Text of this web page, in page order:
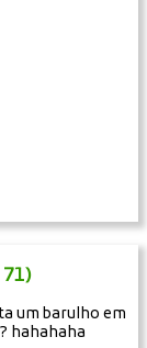
71)
um barulho em
hahahaha